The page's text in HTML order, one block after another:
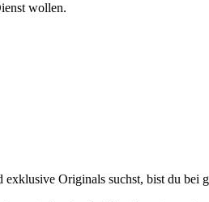
wollen.
Originals suchst, bist du bei